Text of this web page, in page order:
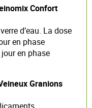
Confort
d’eau. La dose
en phase
en phase
Granions